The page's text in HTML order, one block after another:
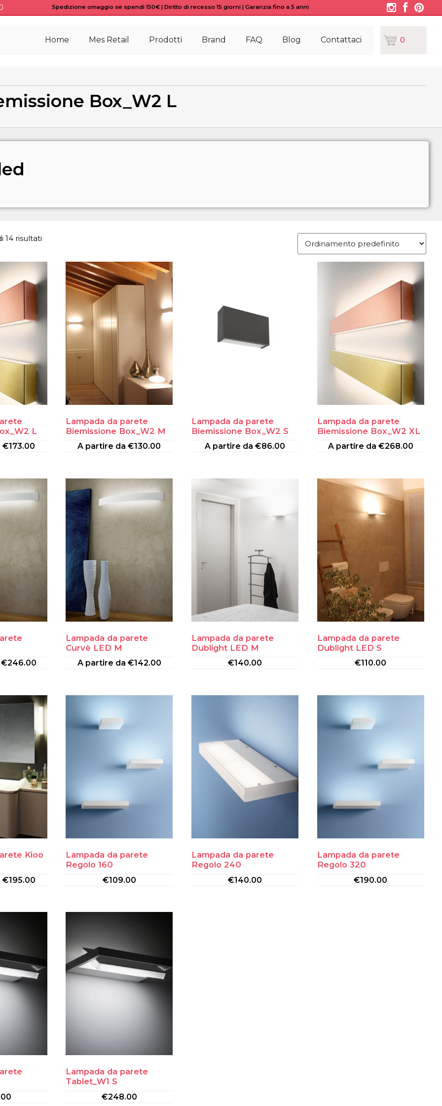
Spedizione omaggio se spendi 150€ | Diritto di recesso 15 giorni | Garanzia fino a 5 anni
Home Mes Retail Prodotti Brand FAQ Blog Contattaci 0
Box_W2 L
14 risultati
L
€173.00
Lampada da parete
Biemissione Box_W2 M
A partire da€130.00
Lampada da parete
Biemissione Box_W2 S
A partire da€86.00
Lampada da parete
Biemissione Box_W2 XL
A partire da €268.00
€246.00
Lampada da parete
Curvè LED M
A partire da €142.00
Lampada da parete
Dublight LED M
€140.00
Lampada da parete
Dublight LED S
€110.00
Kioo
€195.00
Lampada da parete
Regolo 160
€109.00
Lampada da parete
Regolo 240
€140.00
Lampada da parete
Regolo 320
€190.00
Lampada da parete
Tablet_W1 S
€248.00